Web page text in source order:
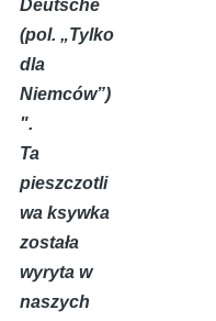
Deutsche
(pol. „Tylko
dla
Niemców”)
".
Ta
pieszczotli
wa ksywka
została
wyryta w
naszych